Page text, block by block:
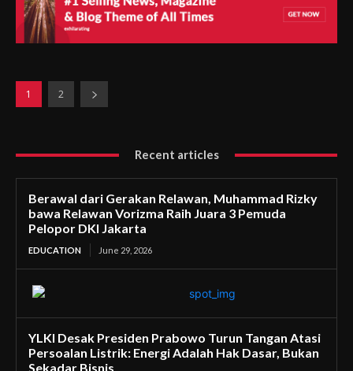
1 2
Recent articles
Berawal dari Gerakan Relawan, Muhammad Rizky
bawa Relawan Vorizma Raih Juara 3 Pemuda
Pelopor DKI Jakarta
EDUCATION June 29, 2026
YLKI Desak Presiden Prabowo Turun Tangan Atasi
Persoalan Listrik: Energi Adalah Hak Dasar, Bukan
Sekadar Bisnis